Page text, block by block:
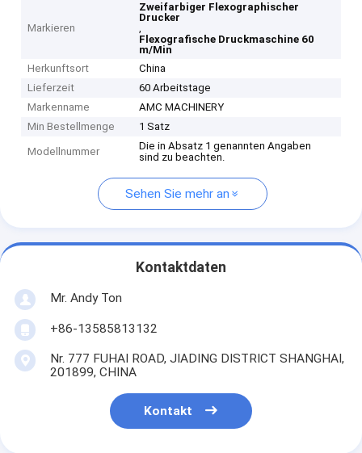
Markieren
Zweifarbiger Flexographischer
Drucker
,
Flexografische Druckmaschine 60
m/Min
Herkunftsort
China
Lieferzeit
60 Arbeitstage
Markenname
AMC MACHINERY
Min Bestellmenge
1 Satz
Modellnummer
Die in Absatz 1 genannten Angaben
sind zu beachten.
Sehen Sie mehr an
Kontaktdaten
Mr. Andy Ton
+86-13585813132
Nr. 777 FUHAI ROAD, JIADING DISTRICT SHANGHAI,
201899, CHINA
Kontakt